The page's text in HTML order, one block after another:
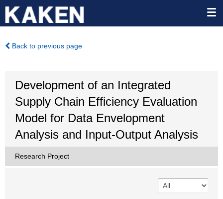
Back to previous page
Development of an Integrated
Supply Chain Efficiency Evaluation
Model for Data Envelopment
Analysis and Input-Output Analysis
Research Project